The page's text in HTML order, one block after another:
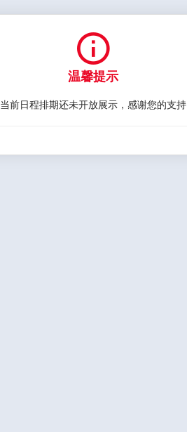

温馨提示
当前日程排期还未开放展示，感谢您的支持